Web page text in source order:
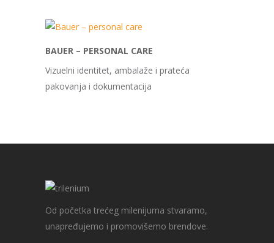
BAUER – PERSONAL CARE
Vizuelni identitet, ambalaže i prateća
pakovanja i dokumentacija
Od početka trećeg milenijuma stvaramo,
unapređujemo i promovišemo brendove.